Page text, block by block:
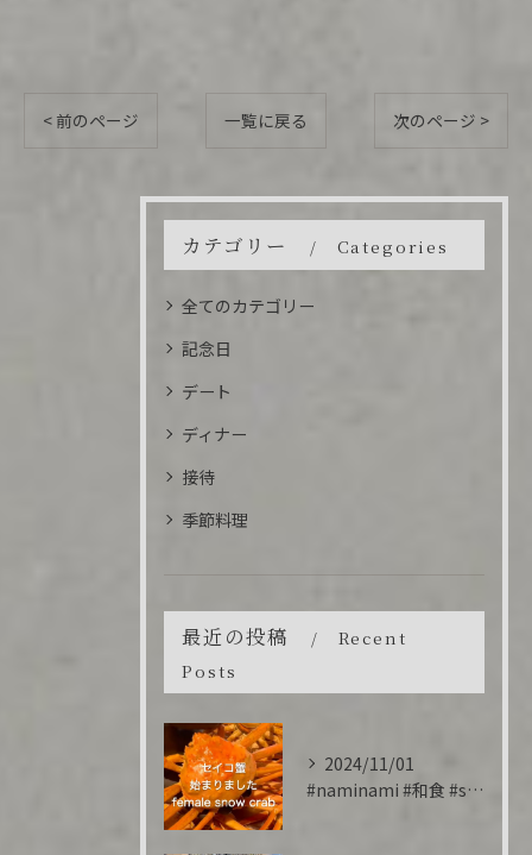
< 前のページ 一覧に戻る 次のページ >
カテゴリー Categories
全てのカテゴリー
記念日
デート
ディナー
接待
季節料理
最近の投稿
Recent
Posts
2024/11/01
#naminami #和食 #snowcrab #香箱蟹 #...